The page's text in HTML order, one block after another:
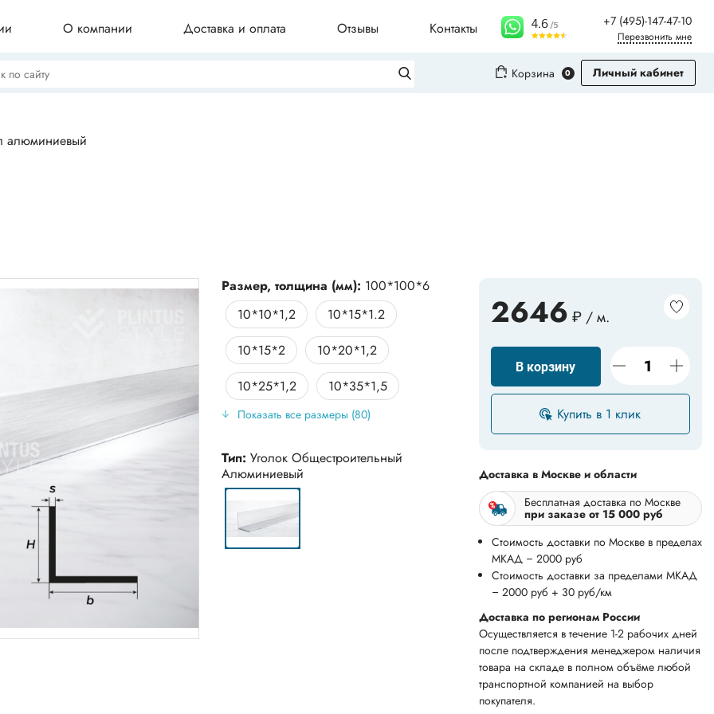
О компании Доставка и оплата Отзывы Контакты +7 (495)-147-47-10
Перезвонить мне
Комплектующие для плинтуса Сопутствующие товары
Корзина 0
Личный кабинет
алюминиевый
Размер, толщина (мм): 100*100*6
10*10*1,2
10*15*1.2
10*15*2
10*20*1,2
10*25*1,2
10*35*1,5
100*100*3
100*100*6
100*50*3
100*50*5
12*12*1
15*15*1
Показать все размеры (80)
Тип:Уголок Общестроительный
Алюминиевый
2646 ₽ / м.
В корзину
Купить в 1 клик
Доставка в Москве и области
Бесплатная доставка по Москве
при заказе от 15 000 руб
Стоимость доставки по Москве в пределах
МКАД – 2000 руб
Стоимость доставки за пределами МКАД
– 2000 руб + 30 руб/км
Доставка по регионам России
Осуществляется в течение 1-2 рабочих дней
после подтверждения менеджером наличия
товара на складе в полном объёме любой
транспортной компанией на выбор
покупателя.